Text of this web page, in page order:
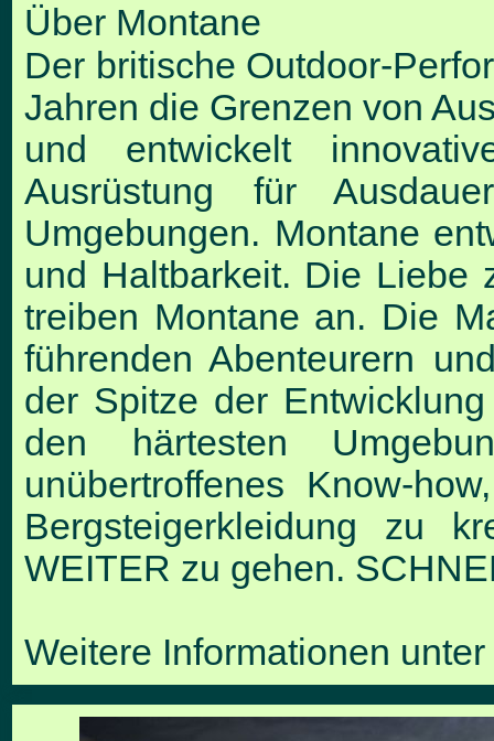
Über Montane
Der britische Outdoor-
Jahren die Grenzen von
und entwickelt
Ausrüstung für
Umgebungen. Montane
und Haltbarkeit. Die Liebe
treiben Montane an. Die
führenden Abenteurern
der Spitze der
den härtesten
unübertroffenes Know-
Bergsteigerkleidung zu
WEITER zu gehen.
Weitere Informationen unter